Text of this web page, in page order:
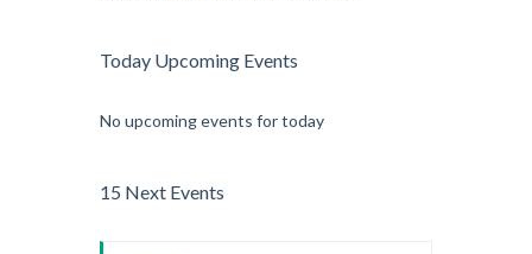
Today Upcoming Events
No upcoming events for today
15 Next Events